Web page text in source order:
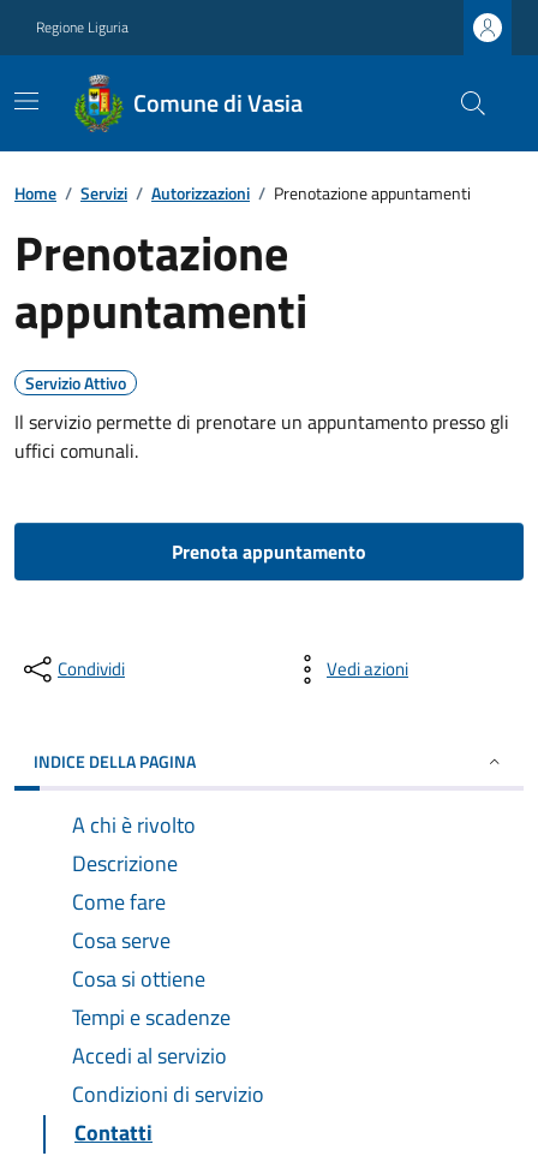
Regione Liguria
Comune di Vasia
Home / Servizi / Autorizzazioni / Prenotazione appuntamenti
Prenotazione
appuntamenti
Servizio Attivo
Il servizio permette di prenotare un appuntamento presso gli
uffici comunali.
Prenota appuntamento
Condividi Vedi azioni
INDICE DELLA PAGINA
A chi è rivolto
Descrizione
Come fare
Cosa serve
Cosa si ottiene
Tempi e scadenze
Accedi al servizio
Condizioni di servizio
Contatti